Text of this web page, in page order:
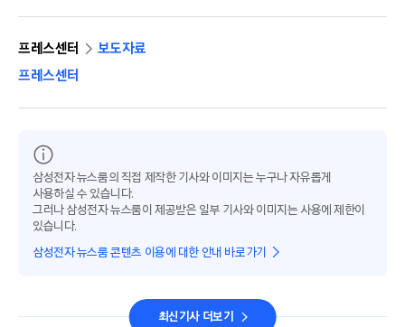
프레스센터
보도자료
프레스센터
삼성전자 뉴스룸의 직접 제작한 기사와 이미지는 누구나 자유롭게
사용하실 수 있습니다.
그러나 삼성전자 뉴스룸이 제공받은 일부 기사와 이미지는 사용에 제한이
있습니다.
삼성전자 뉴스룸 콘텐츠 이용에 대한 안내 바로가기
최신기사 더보기